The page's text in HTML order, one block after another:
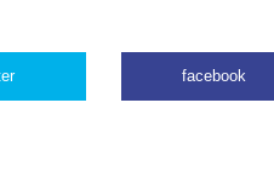
facebook